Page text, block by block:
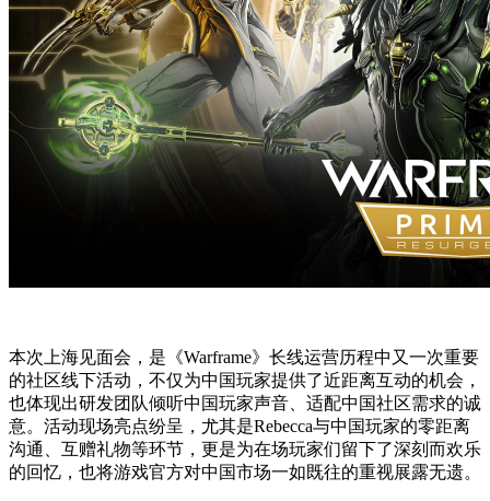
本次上海见面会，是《Warframe》长线运营历程中又一次重要
的社区线下活动，不仅为中国玩家提供了近距离互动的机会，
也体现出研发团队倾听中国玩家声音、适配中国社区需求的诚
意。活动现场亮点纷呈，尤其是Rebecca与中国玩家的零距离
沟通、互赠礼物等环节，更是为在场玩家们留下了深刻而欢乐
的回忆，也将游戏官方对中国市场一如既往的重视展露无遗。